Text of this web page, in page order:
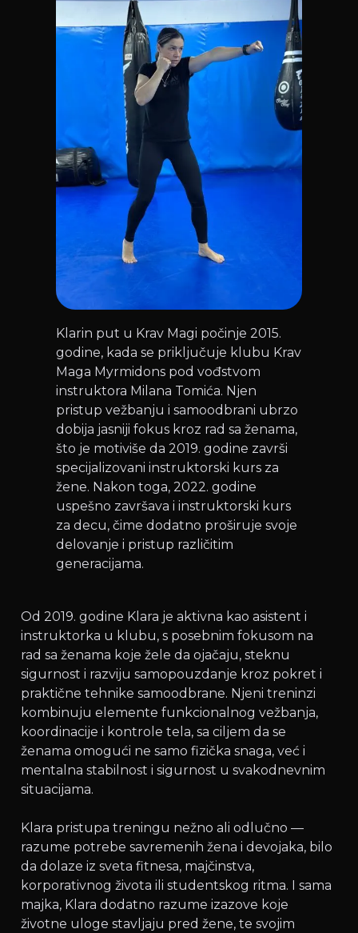
Klarin put u Krav Magi počinje 2015.
godine, kada se priključuje klubu Krav
Maga Myrmidons pod vođstvom
instruktora Milana Tomića. Njen
pristup vežbanju i samoodbrani ubrzo
dobija jasniji fokus kroz rad sa ženama,
što je motiviše da 2019. godine završi
specijalizovani instruktorski kurs za
žene. Nakon toga, 2022. godine
uspešno završava i instruktorski kurs
za decu, čime dodatno proširuje svoje
delovanje i pristup različitim
generacijama.
Od 2019. godine Klara je aktivna kao asistent i
instruktorka u klubu, s posebnim fokusom na
rad sa ženama koje žele da ojačaju, steknu
sigurnost i razviju samopouzdanje kroz pokret i
praktične tehnike samoodbrane. Njeni treninzi
kombinuju elemente funkcionalnog vežbanja,
koordinacije i kontrole tela, sa ciljem da se
ženama omogući ne samo fizička snaga, već i
mentalna stabilnost i sigurnost u svakodnevnim
situacijama.
Klara pristupa treningu nežno ali odlučno —
razume potrebe savremenih žena i devojaka, bilo
da dolaze iz sveta fitnesa, majčinstva,
korporativnog života ili studentskog ritma. I sama
majka, Klara dodatno razume izazove koje
životne uloge stavljaju pred žene, te svojim